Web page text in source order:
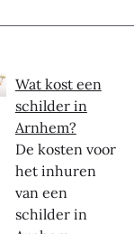
Wat kost een
schilder in
Arnhem?
De kosten voor
het inhuren
van een
schilder in